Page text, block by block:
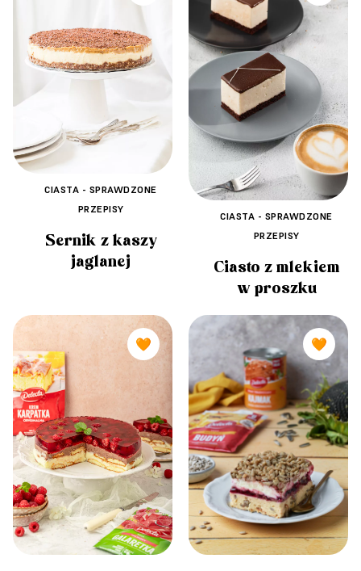
CIASTA - SPRAWDZONE
PRZEPISY
Sernik z kaszy
jaglanej
CIASTA - SPRAWDZONE
PRZEPISY
Ciasto z mlekiem
w proszku
🧡 🧡